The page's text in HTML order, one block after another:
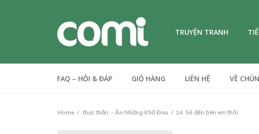
TRUYỆN TRANH
FAQ – HỎI & ĐÁP GIỎ HÀNG LIÊN HỆ VỀ
Home .thực thần. - Ăn Những Khổ Đau 14. Sẽ đến bên em thôi.